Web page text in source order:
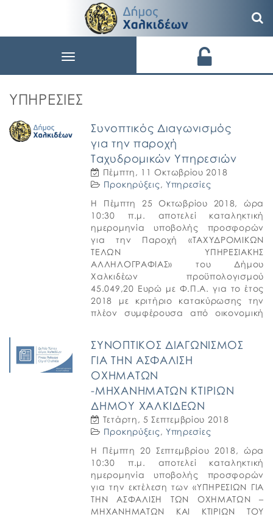
Toggle
ΥΠΗΡΕΣΊΕΣ
Συνοπτικός Διαγωνισμός
για την παροχή
Ταχυδρομικών Υπηρεσιών
Πέμπτη, 11 Οκτωβρίου 2018
Προκηρύξεις, Υπηρεσίες
Η Πέμπτη 25 Οκτωβρίου 2018, ώρα
10:30 π.μ. αποτελεί καταληκτική
ημερομηνία υποβολής προσφορών
για την Παροχή «ΤΑΧΥΔΡΟΜΙΚΩΝ
ΤΕΛΩΝ ΥΠΗΡΕΣΙΑΚΗΣ
ΑΛΛΗΛΟΓΡΑΦΙΑΣ» του Δήμου
Χαλκιδέων προϋπολογισμού
45.049,20 Ευρώ με Φ.Π.Α. για το έτος
2018 με κριτήριο κατακύρωσης την
πλέον συμφέρουσα από οικονομική
Νόμου 4412/2016. Ο διαγωνισμός […]
ΣΥΝΟΠΤΙΚΟΣ ΔΙΑΓΩΝΙΣΜΟΣ
ΓΙΑ ΤΗΝ ΑΣΦΑΛΙΣΗ
ΟΧΗΜΑΤΩΝ
-ΜΗΧΑΝΗΜΑΤΩΝ ΚΤΙΡΙΩΝ
ΔΗΜΟΥ ΧΑΛΚΙΔΕΩΝ
Τετάρτη, 5 Σεπτεμβρίου 2018
Προκηρύξεις, Υπηρεσίες
Η Πέμπτη 20 Σεπτεμβρίου 2018, ώρα
10:30 π.μ. αποτελεί καταληκτική
ημερομηνία υποβολής προσφορών
για την εκτέλεση των «ΥΠΗΡΕΣΙΩΝ ΓΙΑ
ΤΗΝ ΑΣΦAΛΙΣΗ ΤΩΝ ΟΧΗΜAΤΩΝ –
ΜΗΧΑΝΗΜAΤΩΝ ΚΑΙ ΚΤΙΡIΩΝ ΤΟΥ